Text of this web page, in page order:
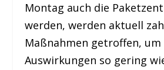
Montag auch die
werden, werden aktuell
Maßnahmen getroffen, um
Auswirkungen so gering